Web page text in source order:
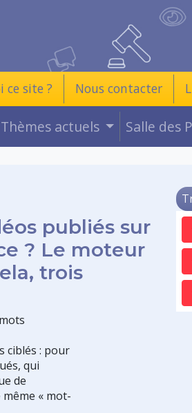
ce site ? Nous contacter
Thèmes actuels Salle des
publiés sur
? Le moteur
trois
ciblés : pour
qui
de
« mot-